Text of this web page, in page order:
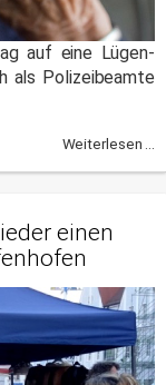
auf eine Lügen-
als Polizeibeamte
Weiterlesen ...
einen